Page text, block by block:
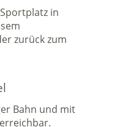
in
zurück zum
Bahn und mit